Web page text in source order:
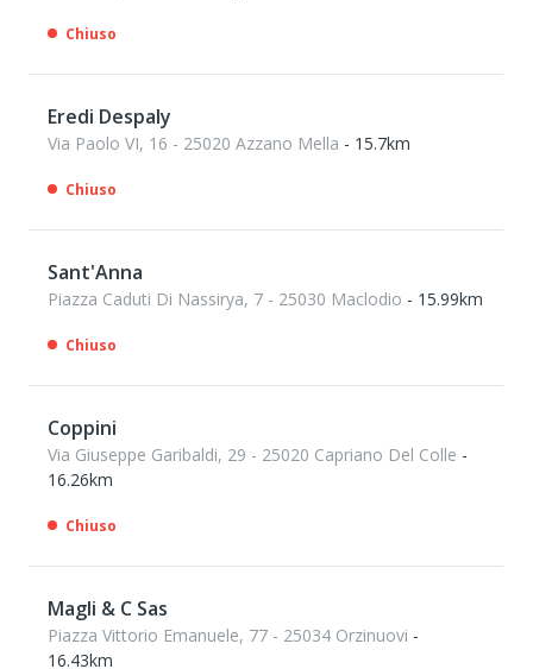
Chiuso
Eredi Despaly
Via Paolo VI, 16 - 25020 Azzano Mella - 15.7km
Chiuso
Sant'Anna
Piazza Caduti Di Nassirya, 7 - 25030 Maclodio - 15.99km
Chiuso
Coppini
Via Giuseppe Garibaldi, 29 - 25020 Capriano Del Colle -
16.26km
Chiuso
Magli & C Sas
Piazza Vittorio Emanuele, 77 - 25034 Orzinuovi -
16.43km